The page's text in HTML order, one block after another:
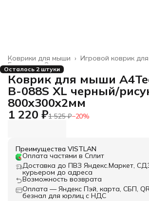
Игровой коврик
Коврики для мыши ›
Электроника
Главная ›
Осталось 2 штуки
Коврик для мыши
B-088S XL черный/
800x300x2мм
1 220 ₽1 525 ₽−20%
Преимущества VISTLAN
Оплата частями в Сплит
Доставка до ПВЗ Яндекс.Маркет,
курьером до адреса
Возможность возврата
Оплата — Яндекс Пэй, карта, СБП,
безнал для юрлиц с НДС